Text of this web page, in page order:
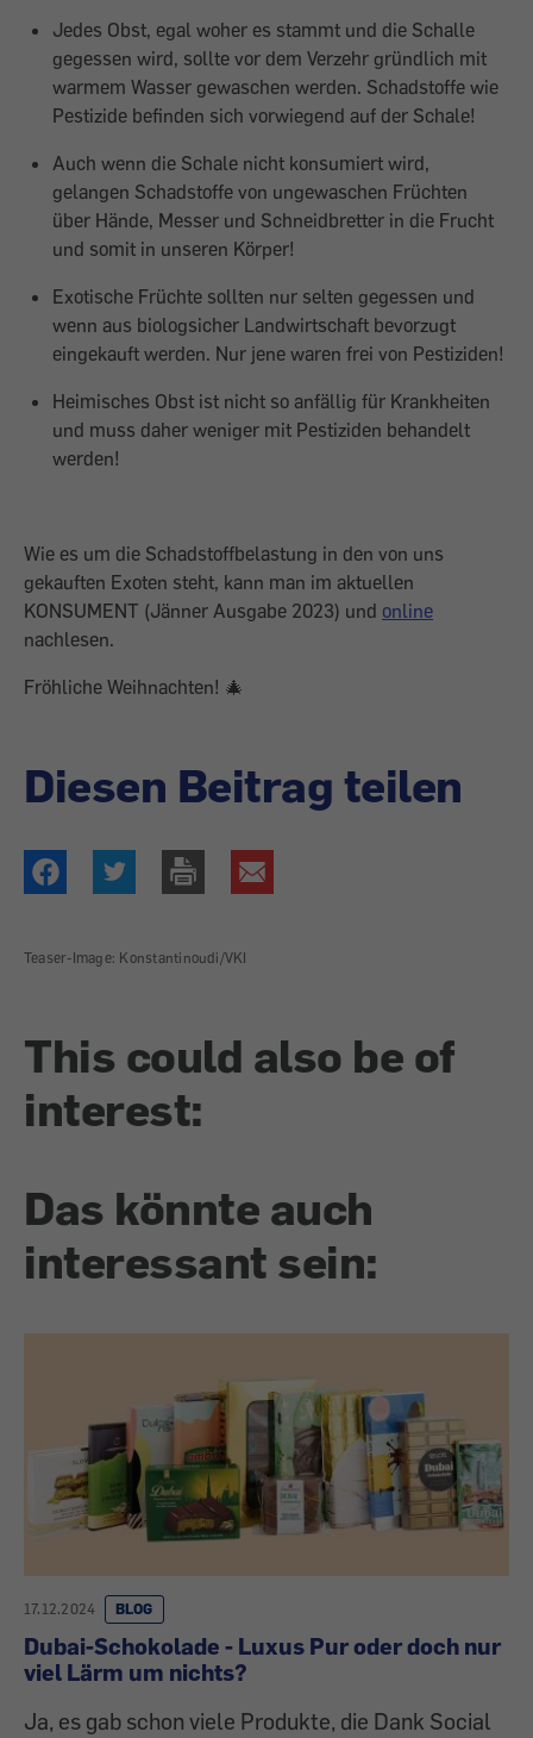
Jedes Obst, egal woher es stammt und die Schalle
gegessen wird, sollte vor dem Verzehr gründlich mit
warmem Wasser gewaschen werden. Schadstoffe wie
Pestizide befinden sich vorwiegend auf der Schale!
Auch wenn die Schale nicht konsumiert wird,
gelangen Schadstoffe von ungewaschen Früchten
über Hände, Messer und Schneidbretter in die Frucht
und somit in unseren Körper!
Exotische Früchte sollten nur selten gegessen und
wenn aus biologsicher Landwirtschaft bevorzugt
eingekauft werden. Nur jene waren frei von Pestiziden!
Heimisches Obst ist nicht so anfällig für Krankheiten
und muss daher weniger mit Pestiziden behandelt
werden!
Wie es um die Schadstoffbelastung in den von uns
gekauften Exoten steht, kann man im aktuellen
KONSUMENT (Jänner Ausgabe 2023) und online
nachlesen.
Fröhliche Weihnachten! 🎄
Diesen Beitrag teilen
Teaser-Image: Konstantinoudi/VKI
This could also be of
interest:
Das könnte auch
interessant sein:
17.12.2024 BLOG
Dubai-Schokolade - Luxus Pur oder doch nur
viel Lärm um nichts?
Ja, es gab schon viele Produkte, die Dank Social